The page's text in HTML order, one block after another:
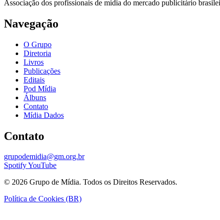
Associação dos profissionais de mídia do mercado publicitário
Navegação
O Grupo
Diretoria
Livros
Publicações
Editais
Pod Mídia
Álbuns
Contato
Mídia Dados
Contato
grupodemidia@gm.org.br
SpotifyYouTube
© 2026 Grupo de Mídia. Todos os Direitos Reservados.
Política de Cookies (BR)